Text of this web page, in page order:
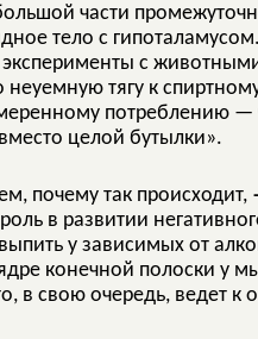
части
тело с
с
неуемную тягу к
потреблению —
целой бутылки».
почему так происходит,
в развитии
у зависимых от
конечной полоски у
в свою очередь, ведет к